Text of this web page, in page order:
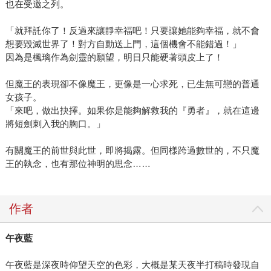
也在受邀之列。
「就拜託你了！反過來讓靜幸福吧！只要讓她能夠幸福，就不會
想要毀滅世界了！對方自動送上門，這個機會不能錯過！」
因為是楓璃作為劍靈的願望，明日只能硬著頭皮上了！
但魔王的表現卻不像魔王，更像是一心求死，已生無可戀的普通
女孩子。
「來吧，做出抉擇。如果你是能夠解救我的『勇者』，就在這邊
將短劍刺入我的胸口。」
有關魔王的前世與此世，即將揭露。但同樣跨過數世的，不只魔
王的執念，也有那位神明的思念……
作者
午夜藍
午夜藍是深夜時仰望天空的色彩，大概是某天夜半打稿時發現自